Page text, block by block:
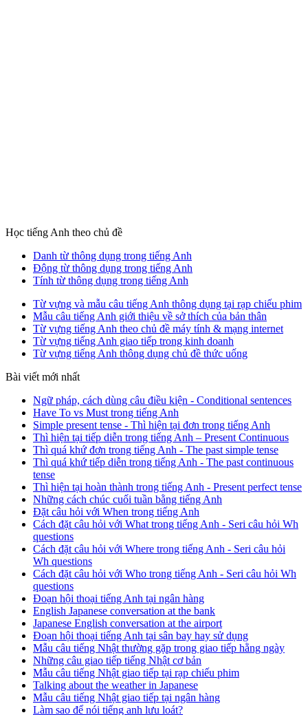
Học tiếng Anh theo chủ đề
Danh từ thông dụng trong tiếng Anh
Động từ thông dụng trong tiếng Anh
Tính từ thông dụng trong tiếng Anh
Từ vựng và mẫu câu tiếng Anh thông dụng tại rạp chiếu phim
Mẫu câu tiếng Anh giới thiệu về sở thích của bản thân
Từ vựng tiếng Anh theo chủ đề máy tính & mạng internet
Từ vựng tiếng Anh giao tiếp trong kinh doanh
Từ vựng tiếng Anh thông dụng chủ đề thức uống
Bài viết mới nhất
Ngữ pháp, cách dùng câu điều kiện - Conditional sentences
Have To vs Must trong tiếng Anh
Simple present tense - Thì hiện tại đơn trong tiếng Anh
Thì hiện tại tiếp diễn trong tiếng Anh – Present Continuous
Thì quá khứ đơn trong tiếng Anh - The past simple tense
Thì quá khứ tiếp diễn trong tiếng Anh - The past continuous
tense
Thì hiện tại hoàn thành trong tiếng Anh - Present perfect tense
Những cách chúc cuối tuần bằng tiếng Anh
Đặt câu hỏi với When trong tiếng Anh
Cách đặt câu hỏi với What trong tiếng Anh - Seri câu hỏi Wh
questions
Cách đặt câu hỏi với Where trong tiếng Anh - Seri câu hỏi
Wh questions
Cách đặt câu hỏi với Who trong tiếng Anh - Seri câu hỏi Wh
questions
Đoạn hội thoại tiếng Anh tại ngân hàng
English Japanese conversation at the bank
Japanese English conversation at the airport
Đoạn hội thoại tiếng Anh tại sân bay hay sử dụng
Mẫu câu tiếng Nhật thường gặp trong giao tiếp hằng ngày
Những câu giao tiếp tiếng Nhật cơ bản
Mẫu câu tiếng Nhật giao tiếp tại rạp chiếu phim
Talking about the weather in Japanese
Mẫu câu tiếng Nhật giao tiếp tại ngân hàng
Làm sao để nói tiếng anh lưu loát?